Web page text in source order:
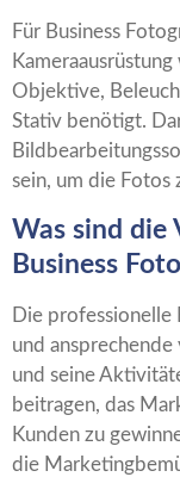
Für Business
Objektive,
Stativ benötigt.
sein, um die Fotos
Was sind die
Business
Die professionelle
und
und seine
beitragen, das
Kunden zu
die